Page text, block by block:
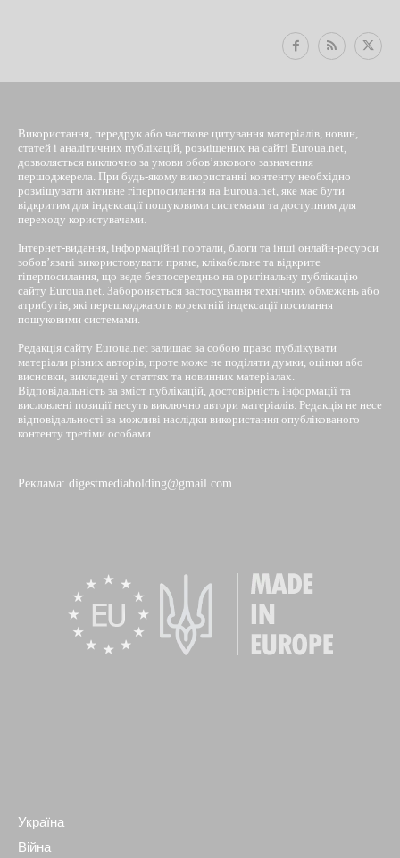
Використання, передрук або часткове цитування матеріалів, новин,
статей і аналітичних публікацій, розміщених на сайті Euroua.net,
дозволяється виключно за умови обов’язкового зазначення
першоджерела. При будь-якому використанні контенту необхідно
розміщувати активне гіперпосилання на Euroua.net, яке має бути
відкритим для індексації пошуковими системами та доступним для
переходу користувачами.
Інтернет-видання, інформаційні портали, блоги та інші онлайн-ресурси
зобов’язані використовувати пряме, клікабельне та відкрите
гіперпосилання, що веде безпосередньо на оригінальну публікацію
сайту Euroua.net. Забороняється застосування технічних обмежень або
атрибутів, які перешкоджають коректній індексації посилання
пошуковими системами.
Редакція сайту Euroua.net залишає за собою право публікувати
матеріали різних авторів, проте може не поділяти думки, оцінки або
висновки, викладені у статтях та новинних матеріалах.
Відповідальність за зміст публікацій, достовірність інформації та
висловлені позиції несуть виключно автори матеріалів. Редакція не несе
відповідальності за можливі наслідки використання опублікованого
контенту третіми особами.
Реклама: digestmediaholding@gmail.com
Україна
Війна